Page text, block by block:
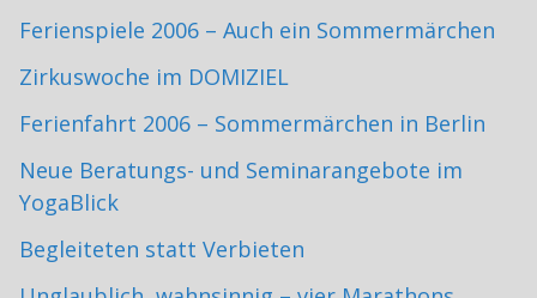
Ferienspiele 2006 – Auch ein Sommermärchen
Zirkuswoche im DOMIZIEL
Ferienfahrt 2006 – Sommermärchen in Berlin
Neue Beratungs- und Seminarangebote im
YogaBlick
Begleiteten statt Verbieten